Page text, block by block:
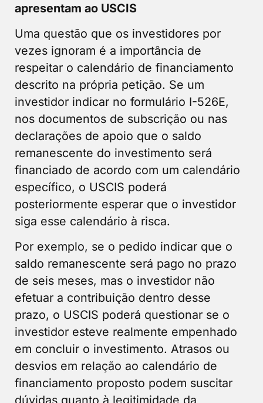
apresentam ao USCIS
Uma questão que os investidores por
vezes ignoram é a importância de
respeitar o calendário de financiamento
descrito na própria petição. Se um
investidor indicar no formulário I-526E,
nos documentos de subscrição ou nas
declarações de apoio que o saldo
remanescente do investimento será
financiado de acordo com um calendário
específico, o USCIS poderá
posteriormente esperar que o investidor
siga esse calendário à risca.
Por exemplo, se o pedido indicar que o
saldo remanescente será pago no prazo
de seis meses, mas o investidor não
efetuar a contribuição dentro desse
prazo, o USCIS poderá questionar se o
investidor esteve realmente empenhado
em concluir o investimento. Atrasos ou
desvios em relação ao calendário de
financiamento proposto podem suscitar